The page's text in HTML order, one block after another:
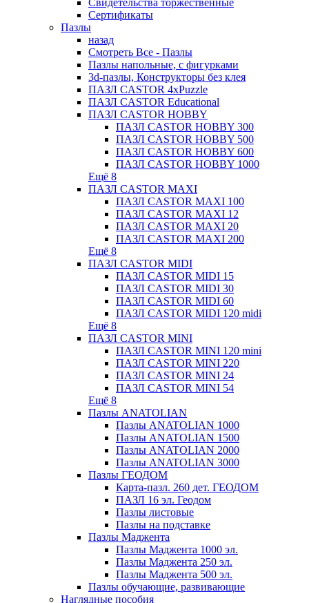
Свидетельства торжественные
Сертификаты
Пазлы
назад
Смотреть Все - Пазлы
Пазлы напольные, с фигурками
3d-пазлы, Конструкторы без клея
ПАЗЛ CASTOR 4xPuzzle
ПАЗЛ CASTOR Educational
ПАЗЛ CASTOR HOBBY
ПАЗЛ CASTOR HOBBY 300
ПАЗЛ CASTOR HOBBY 500
ПАЗЛ CASTOR HOBBY 600
ПАЗЛ CASTOR HOBBY 1000
Ещё 8
ПАЗЛ CASTOR MAXI
ПАЗЛ CASTOR MAXI 100
ПАЗЛ CASTOR MAXI 12
ПАЗЛ CASTOR MAXI 20
ПАЗЛ CASTOR MAXI 200
Ещё 8
ПАЗЛ CASTOR MIDI
ПАЗЛ CASTOR MIDI 15
ПАЗЛ CASTOR MIDI 30
ПАЗЛ CASTOR MIDI 60
ПАЗЛ CASTOR MIDI 120 midi
Ещё 8
ПАЗЛ CASTOR MINI
ПАЗЛ CASTOR MINI 120 mini
ПАЗЛ CASTOR MINI 220
ПАЗЛ CASTOR MINI 24
ПАЗЛ CASTOR MINI 54
Ещё 8
Пазлы ANATOLIAN
Пазлы ANATOLIAN 1000
Пазлы ANATOLIAN 1500
Пазлы ANATOLIAN 2000
Пазлы ANATOLIAN 3000
Пазлы ГЕОДОМ
Карта-пазл. 260 дет. ГЕОДОМ
ПАЗЛ 16 эл. Геодом
Пазлы листовые
Пазлы на подставке
Пазлы Маджента
Пазлы Маджента 1000 эл.
Пазлы Маджента 250 эл.
Пазлы Маджента 500 эл.
Пазлы обучающие, развивающие
Наглядные пособия